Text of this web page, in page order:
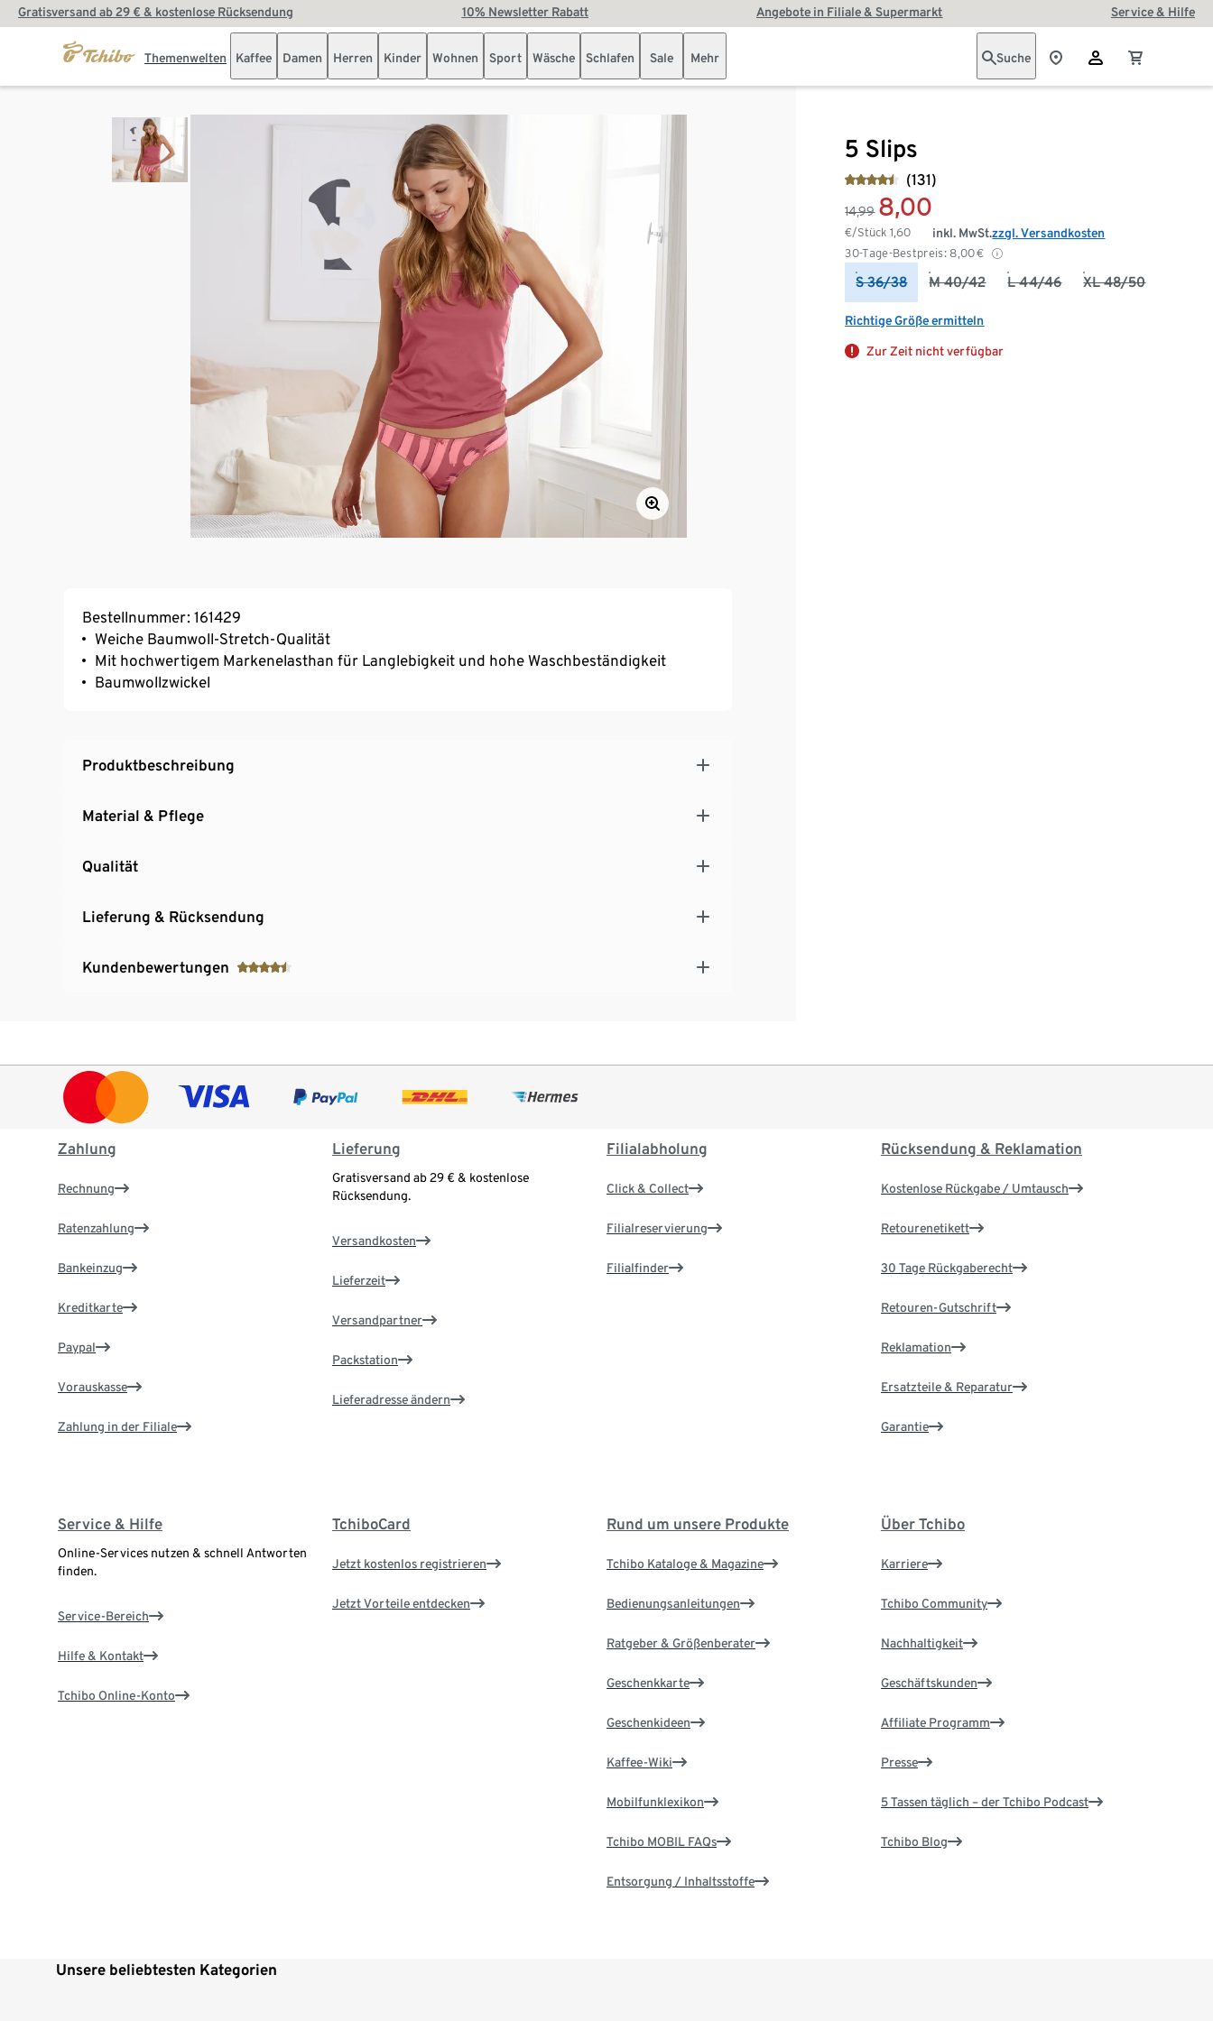
Gratisversand ab 29 € & kostenlose Rücksendung 10% Newsletter Rabatt Angebote in Filiale & Supermarkt Service & Hilfe
Themenwelten Kaffee Damen Herren Kinder Wohnen Sport Wäsche Schlafen Sale Mehr Suche
5 Slips
(131)
14,99 8,00
€/Stück1,60
30-Tage-Bestpreis: 8,00€
inkl. MwSt.zzgl. Versandkosten
S 36/38 M 40/42 L 44/46 XL 48/50
Richtige Größe ermitteln
Zur Zeit nicht verfügbar
Bestellnummer: 161429
Weiche Baumwoll-Stretch-Qualität
Mit hochwertigem Markenelasthan für Langlebigkeit und hohe Waschbeständigkeit
Baumwollzwickel
Produktbeschreibung
Material & Pflege
Qualität
Lieferung & Rücksendung
Kundenbewertungen
Zahlung
Rechnung
Ratenzahlung
Bankeinzug
Kreditkarte
Paypal
Vorauskasse
Zahlung in der Filiale
Lieferung
Gratisversand ab 29 € & kostenlose
Rücksendung.
Versandkosten
Lieferzeit
Versandpartner
Packstation
Lieferadresse ändern
Filialabholung
Click & Collect
Filialreservierung
Filialfinder
Rücksendung & Reklamation
Kostenlose Rückgabe / Umtausch
Retourenetikett
30 Tage Rückgaberecht
Retouren-Gutschrift
Reklamation
Ersatzteile & Reparatur
Garantie
Service & Hilfe
Online-Services nutzen & schnell Antworten
finden.
Service-Bereich
Hilfe & Kontakt
Tchibo Online-Konto
TchiboCard
Jetzt kostenlos registrieren
Jetzt Vorteile entdecken
Rund um unsere Produkte
Tchibo Kataloge & Magazine
Bedienungsanleitungen
Ratgeber & Größenberater
Geschenkkarte
Geschenkideen
Kaffee-Wiki
Mobilfunklexikon
Tchibo MOBIL FAQs
Entsorgung / Inhaltsstoffe
Über Tchibo
Karriere
Tchibo Community
Nachhaltigkeit
Geschäftskunden
Affiliate Programm
Presse
5 Tassen täglich – der Tchibo Podcast
Tchibo Blog
Unsere beliebtesten Kategorien